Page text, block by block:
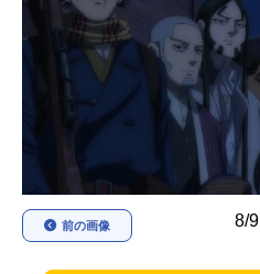
最新記事一覧
アニメ記事一覧
アニメ映画一覧
春アニメ
秋アニメ
8/9
前の画像